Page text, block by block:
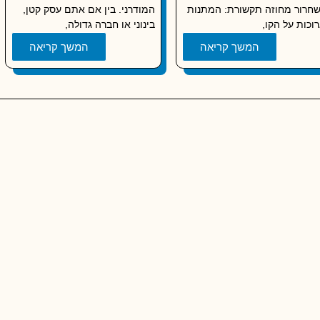
המשך קריאה
מחוזה תקשורת: המתנות
על הקו,
המשך קריאה
המודרני. בין אם אתם עסק קטן,
בינוני או חברה גדולה,